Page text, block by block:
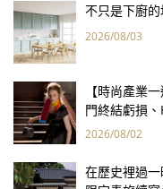
不只是下廚
2026/08/03
【時尚產業
門終結虧損
報亮眼
2026/08/02
在歷史裡過